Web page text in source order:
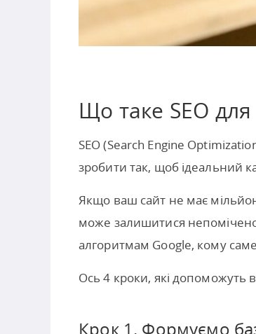
Що таке SEO
SEO (Search Engine
зробити так, щоб ідеальний
Якщо ваш сайт не має
може залишитися
алгоритмам Google, кому
Ось 4 кроки, які допоможуть
Крок 1. Формуємо